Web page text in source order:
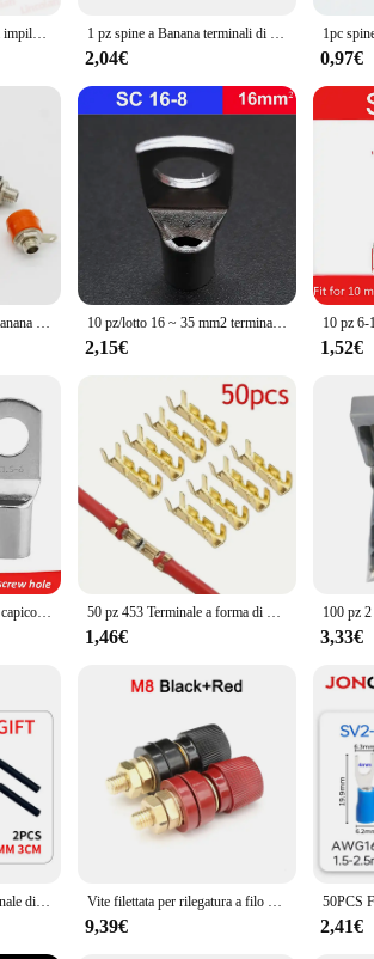
10 pz/lotto spina a Banana impilabile laterale senza saldatura rossa e nera da 4mm 1 pz spine a Banana terminali di coppia connettore nero rosso terminale dell'amplificatore Post di collegamento spina dell'altoparlante a Banana Jack
2,04€ 0,97€
10 pz/lotto 4 millimetri a banana binding post 4 millimetri connettori a banana di trasporto libero 10 pz/lotto 16 ~ 35 mm2 terminali connettore per cavo di saldatura a filo vestito SC16-6 SC25-8 SC35-8
2,15€ 1,52€
10 pz/lotto 1.5/2.5/4 mm2 capicorda in rame stagnato terminali a crimpare ad anello Kit di connettori per cavi per saldatura a filo SC1.5-5 50 pz 453 Terminale a forma di U Terminale connettore rapido Terminale fascia a denti piccoli 0,5-1,5 mm2
1,46€ 3,33€
50 pz 100 pz 200 pz terminale di aggancio tipo U terminale Tab da 0.3 a 1.5 mm2 morsettiera connettore doppio connettore terminale Vite filettata per rilegatura a filo M5 M6 M8 M10 Set nero + rosso morsetto per Inverter a saldare giunzione di alimentazione collegare il terminale della batteria
9,39€ 2,41€